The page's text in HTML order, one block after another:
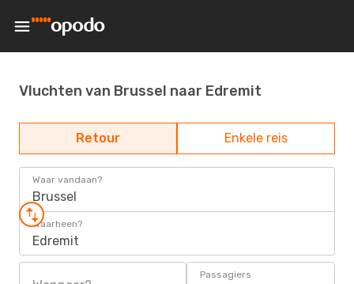
Vluchten van Brussel naar Edremit
Retour Enkele reis
Waar vandaan?
Brussel
Waarheen?
Edremit
Passagiers